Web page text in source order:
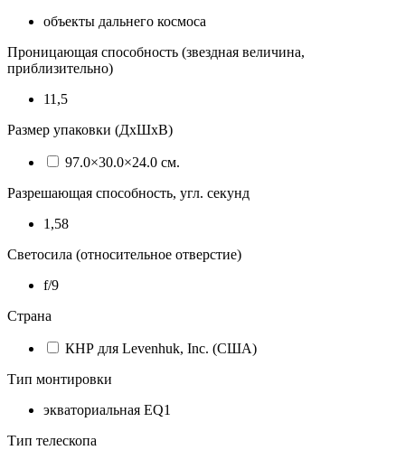
объекты дальнего космоса
Проницающая способность (звездная величина,
приблизительно)
11,5
Размер упаковки (ДхШхВ)
97.0×30.0×24.0 см.
Разрешающая способность, угл. секунд
1,58
Светосила (относительное отверстие)
f/9
Страна
КНР для Levenhuk, Inc. (США)
Тип монтировки
экваториальная EQ1
Тип телескопа